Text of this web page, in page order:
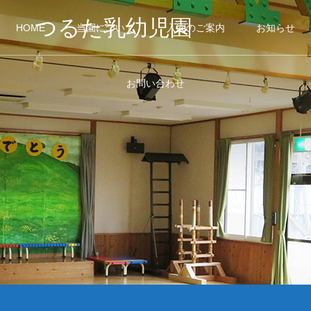
つるた乳幼児園
HOME 当園について 入園のご案内 お知らせ
お問い合わせ